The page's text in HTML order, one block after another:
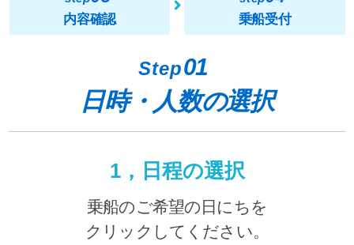
内容確認 乗船受付
Step01
日時・人数の選択
1，日程の選択
乗船のご希望の日にちを
クリックしてください。